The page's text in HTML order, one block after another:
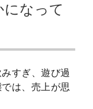
になって
すぎ、遊び過
は、売上が思